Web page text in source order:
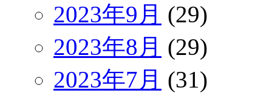
2023年9月 (29)
2023年8月 (29)
2023年7月 (31)